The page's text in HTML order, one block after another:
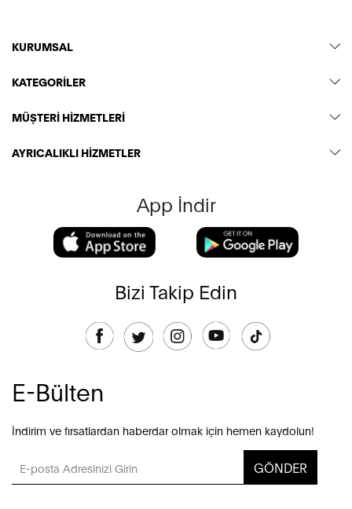
KURUMSAL
KATEGORİLER
MÜŞTERİ HİZMETLERİ
AYRICALIKLI HİZMETLER
App İndir
Bizi Takip Edin
E-Bülten
İndirim ve fırsatlardan haberdar olmak için hemen kaydolun!
GÖNDER